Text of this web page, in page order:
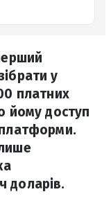
у
платних
йому доступ
платформи.
доларів.